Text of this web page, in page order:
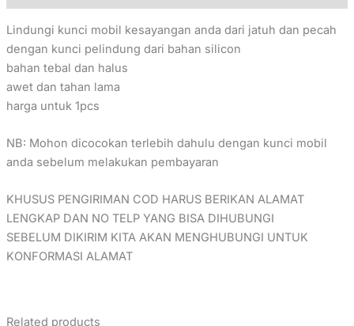
Lindungi kunci mobil kesayangan anda dari jatuh dan pecah
dengan kunci pelindung dari bahan silicon
bahan tebal dan halus
awet dan tahan lama
harga untuk 1pcs
NB: Mohon dicocokan terlebih dahulu dengan kunci mobil
anda sebelum melakukan pembayaran
KHUSUS PENGIRIMAN COD HARUS BERIKAN ALAMAT
LENGKAP DAN NO TELP YANG BISA DIHUBUNGI
SEBELUM DIKIRIM KITA AKAN MENGHUBUNGI UNTUK
KONFORMASI ALAMAT
Related products